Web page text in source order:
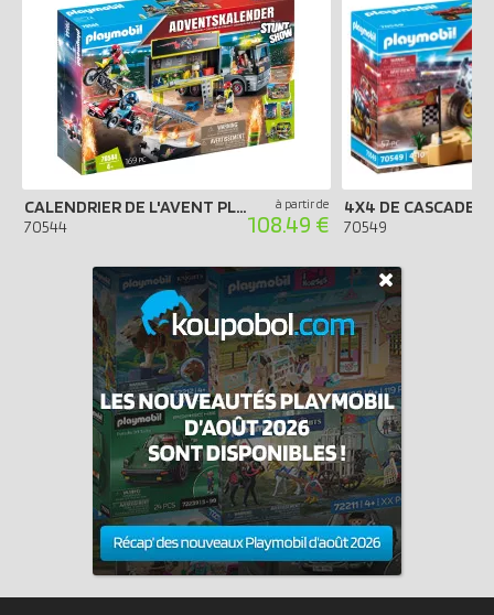
CALENDRIER DE L'AVENT PLAYMOBIL 2020 - CASCADEURS XXL
70544
à partir de
108.49 €
4X4 DE CASCADE
70549